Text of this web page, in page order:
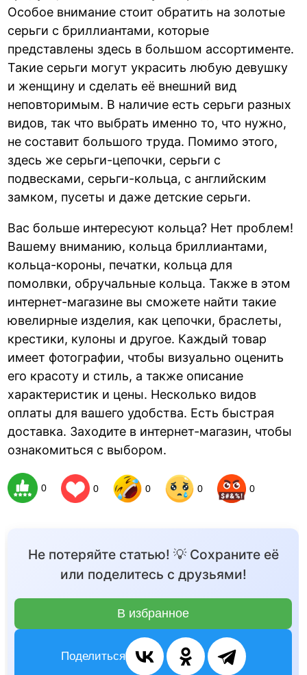
Особое внимание стоит обратить на золотые
серьги с бриллиантами, которые
представлены здесь в большом ассортименте.
Такие серьги могут украсить любую девушку
и женщину и сделать её внешний вид
неповторимым. В наличие есть серьги разных
видов, так что выбрать именно то, что нужно,
не составит большого труда. Помимо этого,
здесь же серьги-цепочки, серьги с
подвесками, серьги-кольца, с английским
замком, пусеты и даже детские серьги.
Вас больше интересуют кольца? Нет проблем!
Вашему вниманию, кольца бриллиантами,
кольца-короны, печатки, кольца для
помолвки, обручальные кольца. Также в этом
интернет-магазине вы сможете найти такие
ювелирные изделия, как цепочки, браслеты,
крестики, кулоны и другое. Каждый товар
имеет фотографии, чтобы визуально оценить
его красоту и стиль, а также описание
характеристик и цены. Несколько видов
оплаты для вашего удобства. Есть быстрая
доставка. Заходите в интернет-магазин, чтобы
ознакомиться с выбором.
0 0 0 0 0
Не потеряйте статью! 💡 Сохраните её
или поделитесь с друзьями!
В избранное
Поделиться